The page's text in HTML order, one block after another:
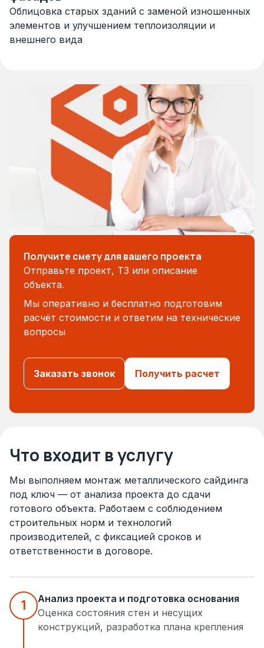
Облицовка старых зданий с заменой изношенных
элементов и улучшением теплоизоляции и
внешнего вида
Получите смету для вашего проекта
Отправьте проект, ТЗ или описание
объекта.
Мы оперативно и бесплатно подготовим
расчёт стоимости и ответим на технические
вопросы
Заказать звонок Получить расчет
Что входит в услугу
Мы выполняем монтаж металлического сайдинга
под ключ — от анализа проекта до сдачи
готового объекта. Работаем с соблюдением
строительных норм и технологий
производителей, с фиксацией сроков и
ответственности в договоре.
1
Анализ проекта и подготовка основания
Оценка состояния стен и несущих
конструкций, разработка плана крепления